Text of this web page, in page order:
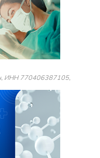
ИНН 770406387105,